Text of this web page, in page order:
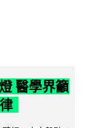
醫學界籲